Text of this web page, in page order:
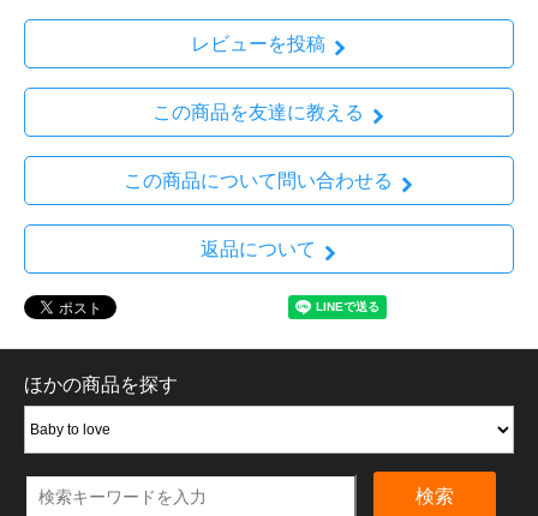
レビューを投稿
この商品を友達に教える
この商品について問い合わせる
返品について
ほかの商品を探す
検索